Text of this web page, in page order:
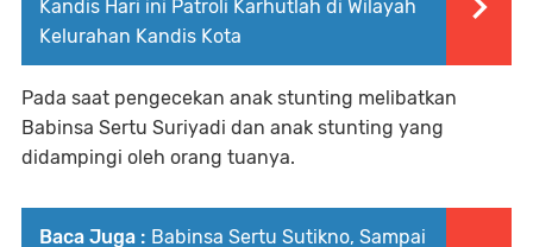
Kandis Hari ini Patroli Karhutlah di Wilayah
Kelurahan Kandis Kota
Pada saat pengecekan anak stunting melibatkan
Babinsa Sertu Suriyadi dan anak stunting yang
didampingi oleh orang tuanya.
Baca Juga : Babinsa Sertu Sutikno, Sampai